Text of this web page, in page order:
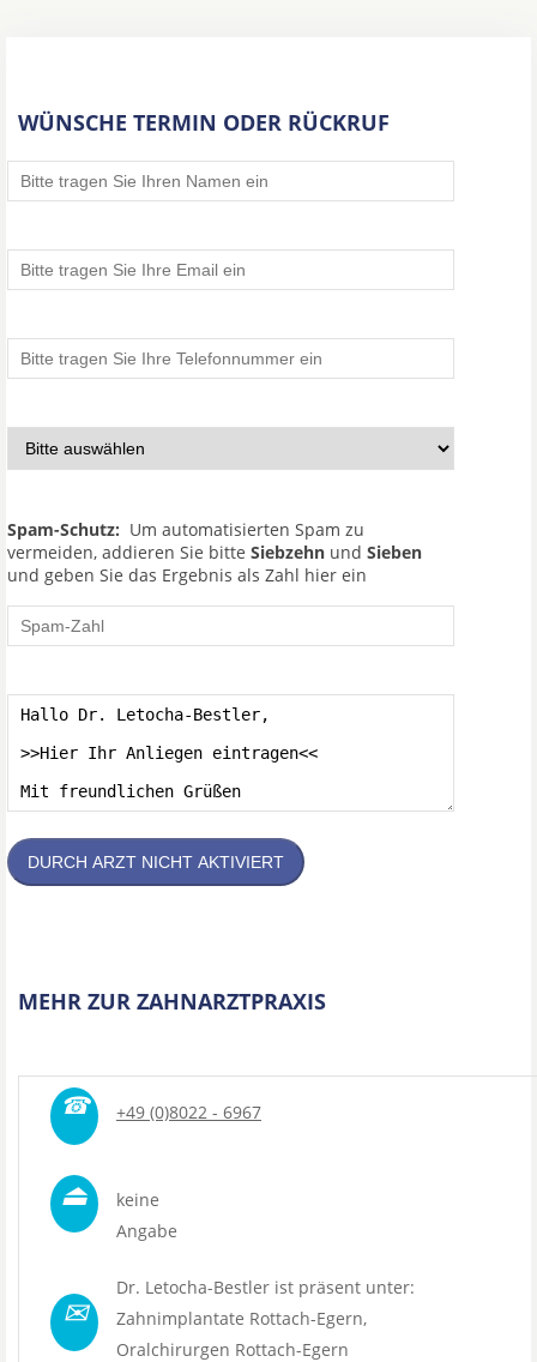
WÜNSCHE TERMIN ODER RÜCKRUF
Spam-Schutz: Um automatisierten Spam zu
vermeiden, addieren Sie bitte Siebzehn und Sieben
und geben Sie das Ergebnis als Zahl hier ein
DURCH ARZT NICHT AKTIVIERT
MEHR ZUR ZAHNARZTPRAXIS
☎ +49 (0)8022 - 6967
⏏
keine
Angabe
✉
Dr. Letocha-Bestler ist präsent unter:
Zahnimplantate Rottach-Egern,
Oralchirurgen Rottach-Egern